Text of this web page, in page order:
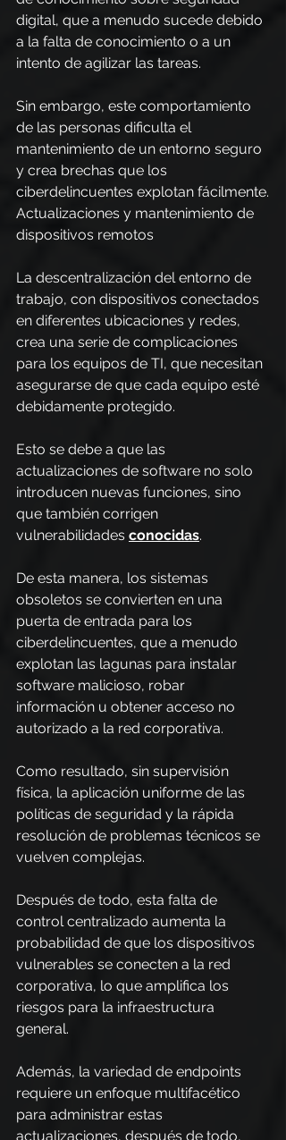
digital, que a menudo sucede debido
a la falta de conocimiento o a un
intento de agilizar las tareas.
Sin embargo, este comportamiento
de las personas dificulta el
mantenimiento de un entorno seguro
y crea brechas que los
ciberdelincuentes explotan fácilmente.
Actualizaciones y mantenimiento de
dispositivos remotos
La descentralización del entorno de
trabajo, con dispositivos conectados
en diferentes ubicaciones y redes,
crea una serie de complicaciones
para los equipos de TI, que necesitan
asegurarse de que cada equipo esté
debidamente protegido.
Esto se debe a que las
actualizaciones de software no solo
introducen nuevas funciones, sino
que también corrigen
vulnerabilidades conocidas.
De esta manera, los sistemas
obsoletos se convierten en una
puerta de entrada para los
ciberdelincuentes, que a menudo
explotan las lagunas para instalar
software malicioso, robar
información u obtener acceso no
autorizado a la red corporativa.
Como resultado, sin supervisión
física, la aplicación uniforme de las
políticas de seguridad y la rápida
resolución de problemas técnicos se
vuelven complejas.
Después de todo, esta falta de
control centralizado aumenta la
probabilidad de que los dispositivos
vulnerables se conecten a la red
corporativa, lo que amplifica los
riesgos para la infraestructura
general.
Además, la variedad de endpoints
requiere un enfoque multifacético
para administrar estas
actualizaciones, después de todo,